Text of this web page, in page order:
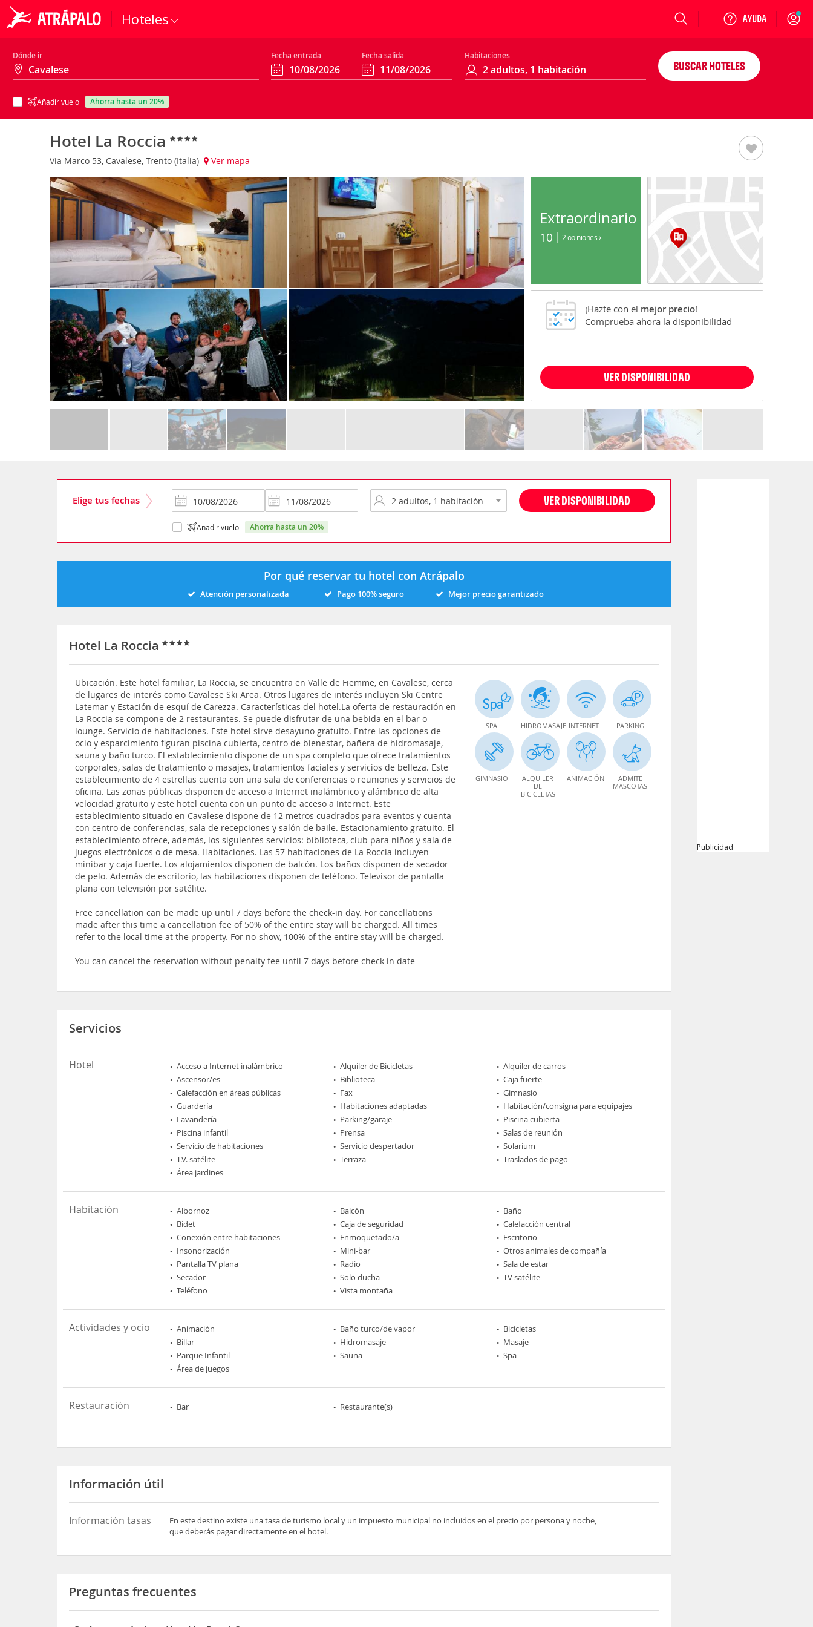
Hoteles Login
Dónde ir Fecha entrada Fecha salida Habitaciones
Añadir vuelo ahorra hasta un 20%
BUSCAR HOTELES
Hotel La Roccia
Via Marco 53, Cavalese, Trento (Italia) Ver mapa
Extraordinario
10 2 opiniones
¡Hazte con el mejor precio!
Comprueba ahora la disponibilidad
VER DISPONIBILIDAD
Elige tus fechas VER DISPONIBILIDAD
Añadir vuelo ahorra hasta un 20%
Por qué reservar tu hotel con Atrápalo
Atención personalizada Pago 100% seguro Mejor precio garantizado
Hotel La Roccia
Ubicación. Este hotel familiar, La Roccia, se encuentra en Valle de Fiemme, en Cavalese, cerca
de lugares de interés como Cavalese Ski Area. Otros lugares de interés incluyen Ski Centre
Latemar y Estación de esquí de Carezza. Características del hotel.La oferta de restauración en
La Roccia se compone de 2 restaurantes. Se puede disfrutar de una bebida en el bar o
lounge. Servicio de habitaciones. Este hotel sirve desayuno gratuito. Entre las opciones de
ocio y esparcimiento figuran piscina cubierta, centro de bienestar, bañera de hidromasaje,
sauna y baño turco. El establecimiento dispone de un spa completo que ofrece tratamientos
corporales, salas de tratamiento o masajes, tratamientos faciales y servicios de belleza. Este
establecimiento de 4 estrellas cuenta con una sala de conferencias o reuniones y servicios de
oficina. Las zonas públicas disponen de acceso a Internet inalámbrico y alámbrico de alta
velocidad gratuito y este hotel cuenta con un punto de acceso a Internet. Este
establecimiento situado en Cavalese dispone de 12 metros cuadrados para eventos y cuenta
con centro de conferencias, sala de recepciones y salón de baile. Estacionamiento gratuito. El
establecimiento ofrece, además, los siguientes servicios: biblioteca, club para niños y sala de
juegos electrónicos o de mesa. Habitaciones. Las 57 habitaciones de La Roccia incluyen
minibar y caja fuerte. Los alojamientos disponen de balcón. Los baños disponen de secador
de pelo. Además de escritorio, las habitaciones disponen de teléfono. Televisor de pantalla
plana con televisión por satélite.
Free cancellation can be made up until 7 days before the check-in day. For cancellations
made after this time a cancellation fee of 50% of the entire stay will be charged. All times
refer to the local time at the property. For no-show, 100% of the entire stay will be charged.
You can cancel the reservation without penalty fee until 7 days before check in date
SPA HIDROMASAJE INTERNET PARKING
GIMNASIO
ALQUILER
DE
BICICLETAS
ANIMACIÓN
ADMITE
MASCOTAS
Servicios
Hotel Acceso a Internet inalámbrico Alquiler de Bicicletas
Alquiler de carros
Ascensor/es
Biblioteca
Caja fuerte
Calefacción en áreas públicas
Fax
Gimnasio
Guardería
Habitaciones adaptadas
Habitación/consigna para equipajes
Lavandería
Parking/garaje
Piscina cubierta
Piscina infantil
Prensa
Salas de reunión
Servicio de habitaciones
Servicio despertador
Solarium
T.V. satélite
Terraza
Traslados de pago
Área jardines
Habitación Albornoz Balcón
Baño
Bidet
Caja de seguridad
Calefacción central
Conexión entre habitaciones
Enmoquetado/a
Escritorio
Insonorización
Mini-bar
Otros animales de compañía
Pantalla TV plana
Radio
Sala de estar
Secador
Solo ducha
TV satélite
Teléfono
Vista montaña
Actividades y ocio Animación Baño turco/de vapor
Bicicletas
Billar
Hidromasaje
Masaje
Parque Infantil
Sauna
Spa
Área de juegos
Restauración Bar Restaurante(s)
Información útil
Información tasas
En este destino existe una tasa de turismo local y un impuesto municipal no incluidos en el precio por persona y noche,
que deberás pagar directamente en el hotel.
Preguntas frecuentes
Publicidad